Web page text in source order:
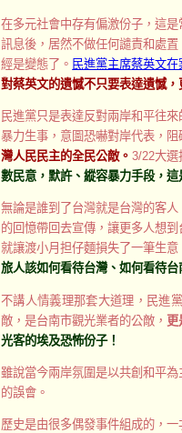
在多元社會中存有偏激份子，這
訊息後，居然不做任何譴責和處
經是變態了。 民進黨主席蔡英文
對蔡英文的遺憾不只要表達遺憾，
民進黨只是表達反對兩岸和平往
暴力生事，意圖恐嚇對岸代表，
灣人民民主的全民公敵。 3/22大選
數民意，默許、縱容暴力手段，這
無論是誰到了台灣就是台灣的客
的回憶帶回去宣傳，讓更多人想
就讓渡小月担仔麵損失了一筆生
旅人該如何看待台灣、如何看待台
不講人情義理那套大道理，民進
敵，是台南市觀光業者的公敵， 更
光客的埃及恐怖份子！
雖說當今兩岸氛圍是以共創和平
的誤會。
歷史是由很多偶發事件組成的，